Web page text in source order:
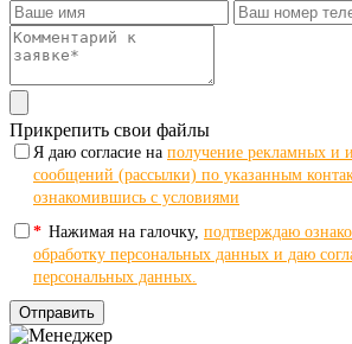
Прикрепить свои файлы
Я даю согласие на получение рекламных и
сообщений (рассылки) по указанным
ознакомившись с условиями
* Нажимая на галочку, подтверждаю
обработку персональных данных и даю
персональных данных.
Отправить